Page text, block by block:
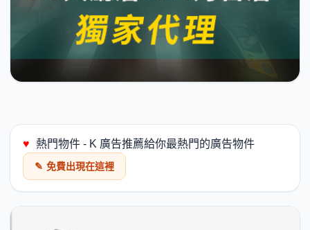
♥ 熱門物件 - K 廣告推薦給你最熱門的廣告物件
✎ 免費出現在這裡